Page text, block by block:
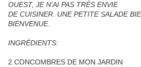
OUEST, JE N'AI PAS TRÈS ENVIE
DE CUISINER UNE PETITE SALADE
BIENVENUE.
INGRÉDIENTS:
2 CONCOMBRES DE MON JARDIN